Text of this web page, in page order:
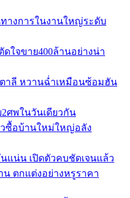
ทางการในงานใหญ่ระดับ
ใจขาย400ล้านอย่างน่า
าลี หวานฉ่ำเหมือนซ้อมฮัน
ศพในวันเดียวกัน
วซื้อบ้านใหม่ใหญ่อลัง
แน่น เปิดตัวคบชัดเจนแล้ว
ตกแต่งอย่างหรูราคา